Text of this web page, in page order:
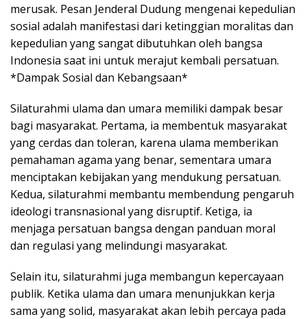
merusak. Pesan Jenderal Dudung mengenai kepedulian
sosial adalah manifestasi dari ketinggian moralitas dan
kepedulian yang sangat dibutuhkan oleh bangsa
Indonesia saat ini untuk merajut kembali persatuan.
*Dampak Sosial dan Kebangsaan*
Silaturahmi ulama dan umara memiliki dampak besar
bagi masyarakat. Pertama, ia membentuk masyarakat
yang cerdas dan toleran, karena ulama memberikan
pemahaman agama yang benar, sementara umara
menciptakan kebijakan yang mendukung persatuan.
Kedua, silaturahmi membantu membendung pengaruh
ideologi transnasional yang disruptif. Ketiga, ia
menjaga persatuan bangsa dengan panduan moral
dan regulasi yang melindungi masyarakat.
Selain itu, silaturahmi juga membangun kepercayaan
publik. Ketika ulama dan umara menunjukkan kerja
sama yang solid, masyarakat akan lebih percaya pada